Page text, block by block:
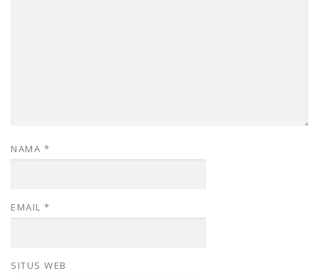
NAMA *
EMAIL *
SITUS WEB